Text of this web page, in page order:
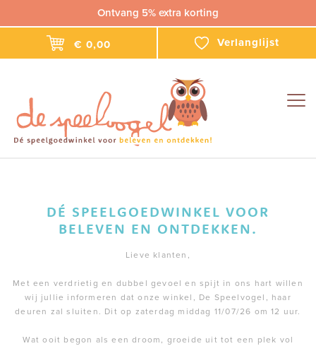
Ontvang 5% extra korting
€ 0,00 Verlanglijst
DÉ SPEELGOEDWINKEL VOOR
BELEVEN EN ONTDEKKEN.
Lieve klanten,
Met een verdrietig en dubbel gevoel en spijt in ons hart willen
wij jullie informeren dat onze winkel, De Speelvogel, haar
deuren zal sluiten. Dit op zaterdag middag 11/07/26 om 12 uur.
Wat ooit begon als een droom, groeide uit tot een plek vol